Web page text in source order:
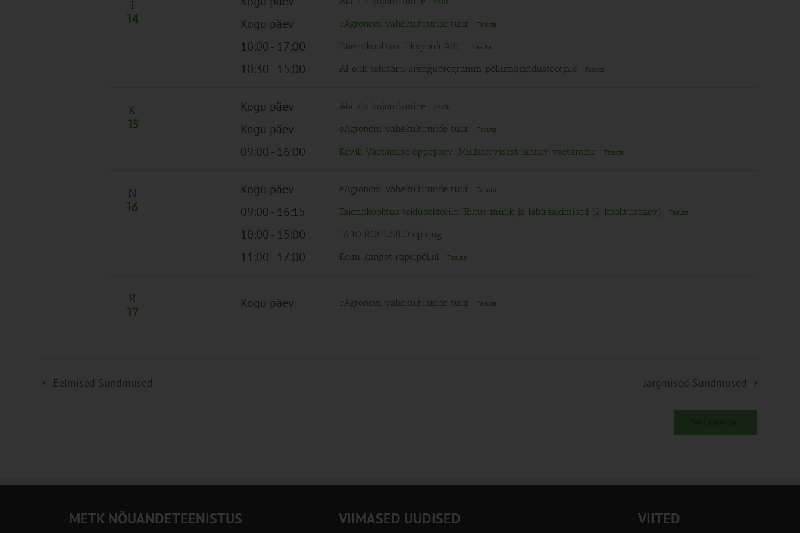
T
14 Kogu päev eAgronom vahekultuuride tuur Tasuta
10:00- 17:00 Täiendkoolitus “Ekspordi ABC” Tasuta
10:30- 15:00 AI ehk tehisaru arenguprogramm põllumajandustootjale Tasuta
K
15
Kogu päev Aia ala kujundamine 250€
Kogu päev eAgronom vahekultuuride tuur Tasuta
09:00- 16:00 Kevili Väetamise õppepäev: Mullatervisest lähtuv väetamine Tasuta
N
16
Kogu päev eAgronom vahekultuuride tuur Tasuta
09:00- 16:15 Täiendkoolitus toidusektorile: Tõhus müük ja läbirääkimised (2. koolituspäev) Tasuta
10:00- 15:00 16.10 ROHUSILO õpiring
11:00- 17:00 Kolm kanget rapsipõllul Tasuta
R
17
Kogu päev eAgronom vahekultuuride tuur Tasuta
Eelmised Sündmused Järgmised Sündmused
METK NÕUANDETEENISTUS VIIMASED UUDISED VIITED